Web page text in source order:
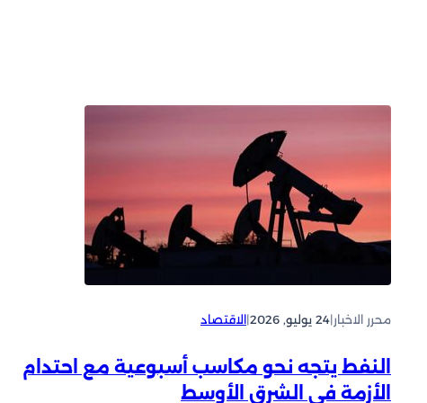
محرر الاخبار|24 يوليو, 2026 |الاقتصاد
النفط يتجه نحو مكاسب أسبوعية مع احتدام
الأزمة في الشرق الأوسط